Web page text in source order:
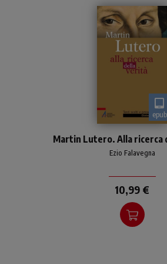
epub
cruciale della
cristiana, mettendola in
educativa che interpel
Martin Lutero. Alla ricerca
Ezio Falavegna
10,99 €